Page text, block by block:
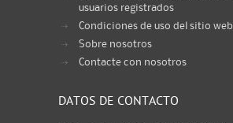
usuarios registrados
Condiciones de uso del sitio web
Sobre nosotros
Contacte con nosotros
DATOS DE CONTACTO